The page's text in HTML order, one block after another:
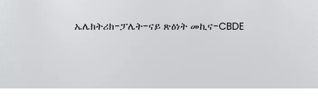
ኤሌክትሪክ-ፎርክሊፍት-ናይ ጽዕነት መኪና-ሲፒዲ